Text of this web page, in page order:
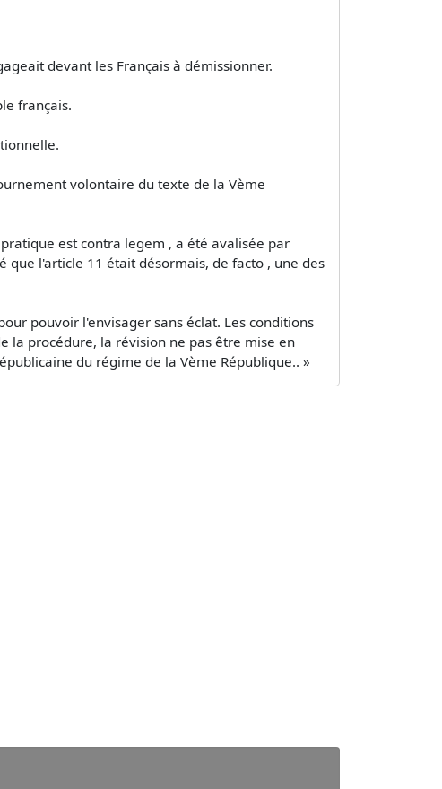
devant les Français à démissionner.
français.
volontaire du texte de la Vème
est contra legem , a été avalisée par
l'article 11 était désormais, de facto , une des
pouvoir l'envisager sans éclat. Les conditions
la procédure, la révision ne pas être mise en
du régime de la Vème République.. »